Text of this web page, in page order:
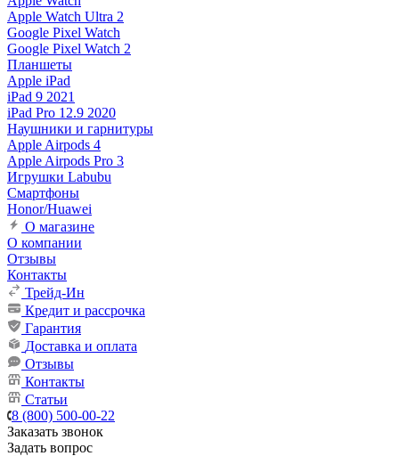
Apple Watch Ultra 2
Google Pixel Watch
Google Pixel Watch 2
Планшеты
Apple iPad
iPad 9 2021
iPad Pro 12.9 2020
Наушники и гарнитуры
Apple Airpods 4
Apple Airpods Pro 3
Игрушки Labubu
Смартфоны
Honor/Huawei
О магазине
О компании
Отзывы
Контакты
Трейд-Ин
Кредит и рассрочка
Гарантия
Доставка и оплата
Отзывы
Контакты
Статьи
8 (800) 500-00-22
Заказать звонок
Задать вопрос